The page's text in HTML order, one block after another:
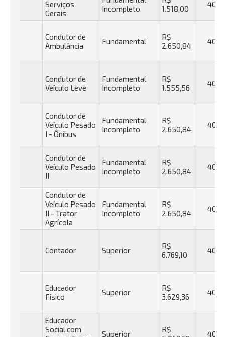
Serviços
Gerais
Incompleto
1.518,00
40h
Condutor de
Ambulância
Fundamental
R$
2.650,84
40h
Condutor de
Veículo Leve
Fundamental
Incompleto
R$
1.555,56
40h
Condutor de
Veículo Pesado
I - Ônibus
Fundamental
Incompleto
R$
2.650,84
40h
Condutor de
Veículo Pesado
II
Fundamental
Incompleto
R$
2.650,84
40h
Condutor de
Veículo Pesado
II - Trator
Agrícola
Fundamental
Incompleto
R$
2.650,84
40h
Contador Superior
R$
6.769,10
40h
Educador
Físico
Superior
R$
3.629,36
40h
Educador
Social com
Superior
R$
40h